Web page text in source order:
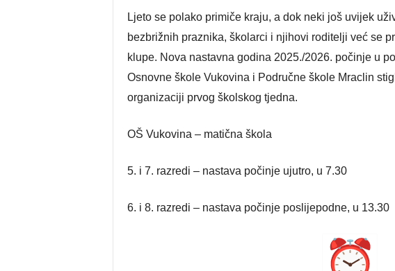
Ljeto se polako primiče kraju, a dok neki još uvijek
bezbrižnih praznika, školarci i njihovi roditelji već se
klupe. Nova nastavna godina 2025./2026. počinje u
Osnovne škole Vukovina i Područne škole Mraclin
organizaciji prvog školskog tjedna.
OŠ Vukovina – matična škola
5. i 7. razredi – nastava počinje ujutro, u 7.30
6. i 8. razredi – nastava počinje poslijepodne, u 13.30